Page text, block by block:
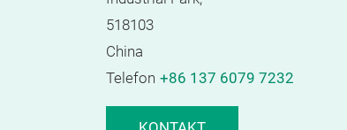
518103
China
Telefon +86 137 6079 7232